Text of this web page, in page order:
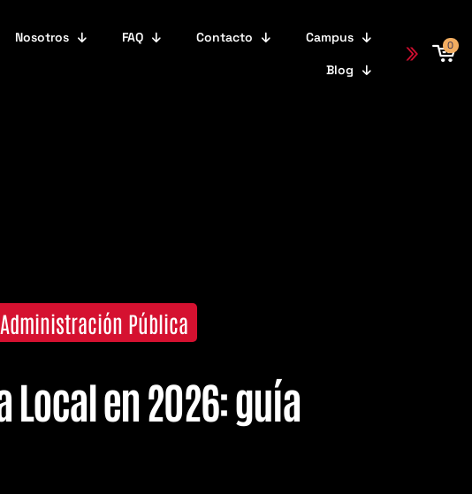
Nosotros FAQ Contacto Campus
Blog
0
Administración Pública
en 2026: guía